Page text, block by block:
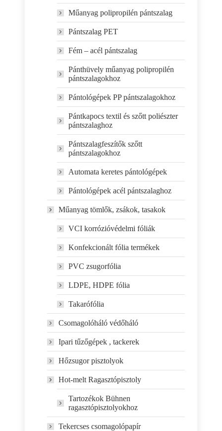
Műanyag polipropilén pántszalag
Pántszalag PET
Fém – acél pántszalag
Pánthüvely műanyag polipropilén
pántszalagokhoz
Pántológépek PP pántszalagokhoz
Pántkapocs textil és szőtt poliészter
pántszalaghoz
Pántszalagfeszítők szőtt
pántszalagokhoz
Automata keretes pántológépek
Pántológépek acél pántszalaghoz
Műanyag tömlők, zsákok, tasakok
VCI korrózióvédelmi fóliák
Konfekcionált fólia termékek
PVC zsugorfólia
LDPE, HDPE fólia
Takarófólia
Csomagolóháló védőháló
Ipari tűzőgépek , tackerek
Hőzsugor pisztolyok
Hot-melt Ragasztópisztoly
Tartozékok Bühnen
ragasztópisztolyokhoz
Tekercses csomagolópapír